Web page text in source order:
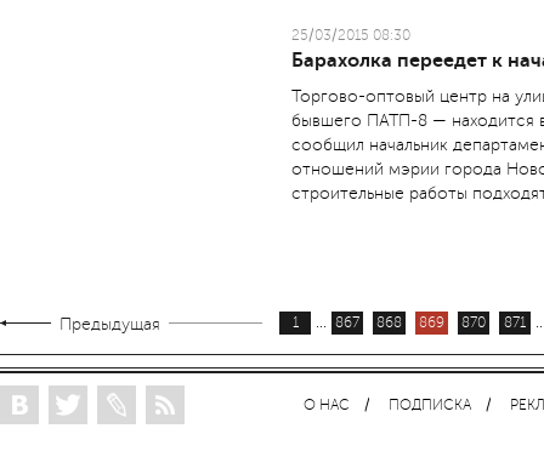
25/03/2015 08:30
Барахолка переедет к
Торгово-оптовый центр на
бывшего ПАТП-8 — находится
сообщил начальник
отношений мэрии города
строительные работы
Предыдущая 1 ... 867 868 869 870 871
О НАС ПОДПИСКА